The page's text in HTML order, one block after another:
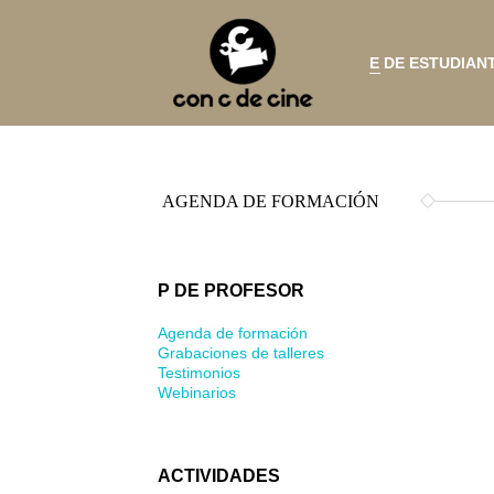
E DE
AGENDA DE FORMACIÓN
P DE PROFESOR
Agenda de formación
Grabaciones de talleres
Testimonios
Webinarios
ACTIVIDADES